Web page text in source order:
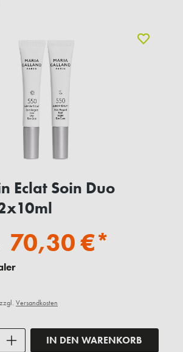
Eclat Soin Duo
70,30 €*
Versandkosten
IN DEN WARENKORB